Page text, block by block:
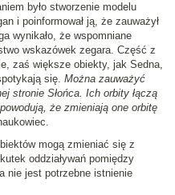
było stworzenie modelu
i poinformował ją, że zauważył
wynikało, że wspomniane
wskazówek zegara. Część z
zaś większe obiekty, jak Sedna,
się. Można zauważyć
stronie Słońca. Ich orbity łączą
że zmieniają one orbitę
mogą zmieniać się z
oddziaływań pomiędzy
nie jest potrzebne istnienie